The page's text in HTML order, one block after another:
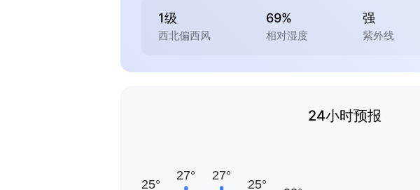
1级
西北偏西风
69%
相对湿度
强
紫外线
24小时预报